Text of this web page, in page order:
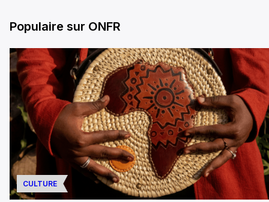
Populaire sur ONFR
CULTURE